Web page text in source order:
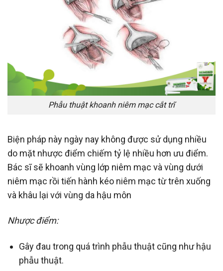
Phẫu thuật khoanh niêm mạc cắt trĩ
Biện pháp này ngày nay không được sử dụng nhiều
do mặt nhược điểm chiếm tỷ lệ nhiều hơn ưu điểm.
Bác sĩ sẽ khoanh vùng lớp niêm mạc và vùng dưới
niêm mạc rồi tiến hành kéo niêm mạc từ trên xuống
và khâu lại với vùng da hậu môn
Nhược điểm:
Gây đau trong quá trình phẫu thuật cũng như hậu
phẫu thuật.